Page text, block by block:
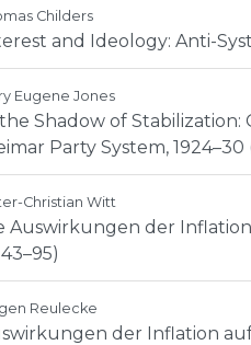
Childers
and Ideology: Anti-
Eugene Jones
Shadow of Stabilization:
Party System, 1924–30
Christian Witt
Auswirkungen der
43–95)
Reulecke
der Inflation auf